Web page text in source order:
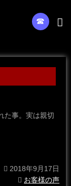
☎︎
た事。実は親切
2018年9月17日
お客様の声